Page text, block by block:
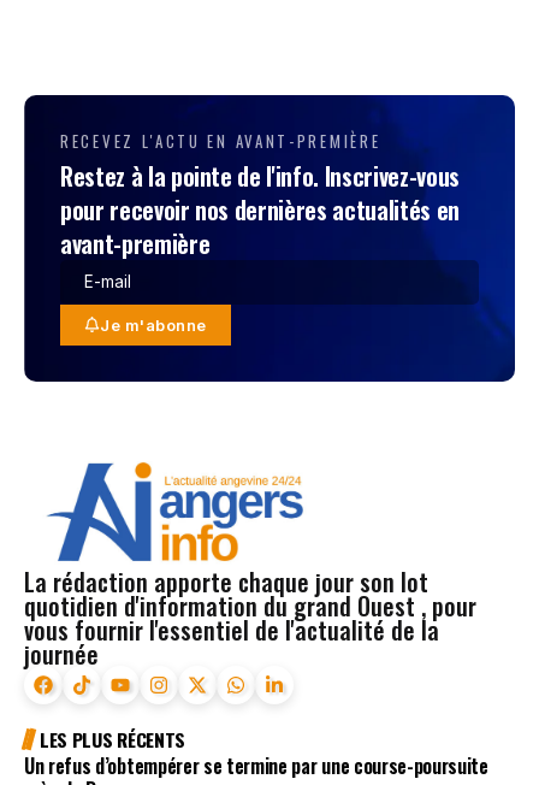
RECEVEZ L'ACTU EN AVANT-PREMIÈRE
Restez à la pointe de l'info. Inscrivez-vous
pour recevoir nos dernières actualités en
avant-première
Je m'abonne
La rédaction apporte chaque jour son lot
quotidien d'information du grand Ouest , pour
vous fournir l'essentiel de l'actualité de la
journée
LES PLUS RÉCENTS
Un refus d’obtempérer se termine par une course-poursuite